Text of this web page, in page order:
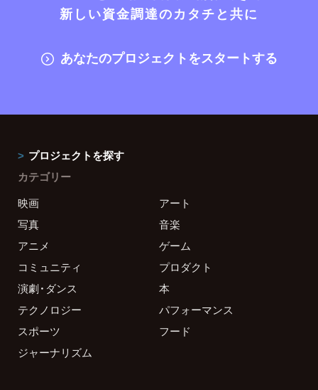
新しい資金調達のカタチと共に
あなたのプロジェクトをスタートする
プロジェクトを探す
カテゴリー
映画
アート
写真
音楽
アニメ
ゲーム
コミュニティ
プロダクト
演劇・ダンス
本
テクノロジー
パフォーマンス
スポーツ
フード
ジャーナリズム